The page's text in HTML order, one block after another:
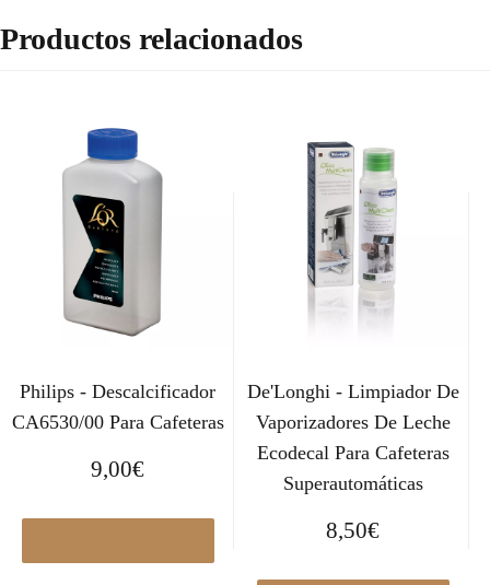
Productos relacionados
Philips - Descalcificador
CA6530/00 Para Cafeteras
9,00€
De'Longhi - Limpiador De
Vaporizadores De Leche
Ecodecal Para Cafeteras
Superautomáticas
8,50€